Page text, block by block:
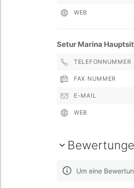
WEB
Setur Marina
TELEFONNUMMER
FAX NUMMER
E-MAIL
WEB
Um eine